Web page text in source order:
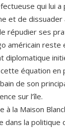
qui lui a
et de dissuader
répudier ses
américain reste
diplomatique
équation en
de son
sur l’île.
à la Maison
dans la politique